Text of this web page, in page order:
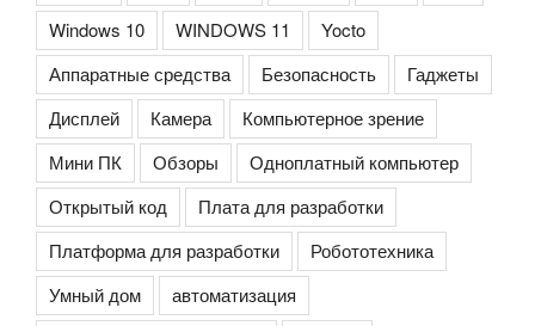
Windows 10
WINDOWS 11
Yocto
Аппаратные средства
Безопасность
Гаджеты
Дисплей
Камера
Компьютерное зрение
Мини ПК
Обзоры
Одноплатный компьютер
Открытый код
Плата для разработки
Платформа для разработки
Робототехника
Умный дом
автоматизация